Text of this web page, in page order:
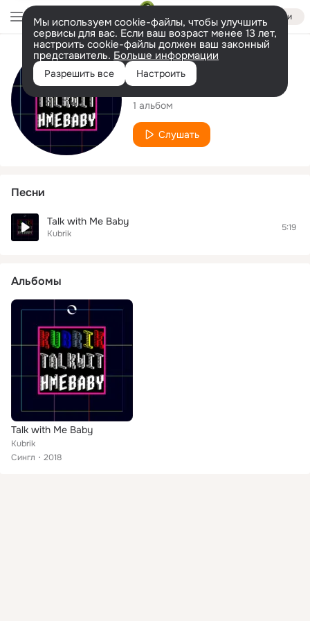
Войти
Мы используем cookie-файлы, чтобы улучшить
сервисы для вас. Если ваш возраст менее 13 лет,
настроить cookie-файлы должен ваш законный
представитель. Больше информации
Разрешить все Настроить
Исполнитель
Kubrik
1 альбом
Слушать
Песни
Talk with Me Baby
Kubrik
5:19
Альбомы
Talk with Me Baby
Kubrik
Сингл
2018